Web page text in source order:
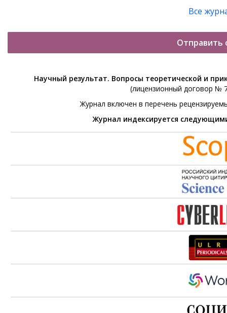
Все
Отправить
Научный результат. Вопросы теоретической и
(лицензионный договор №
Журнал включен в перечень
Журнал индексируется